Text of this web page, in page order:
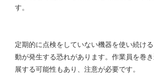
す。
定期的に点検をしていない機器を使い続け
動が発生する恐れがあります。作業員を巻
展する可能性もあり、注意が必要です。